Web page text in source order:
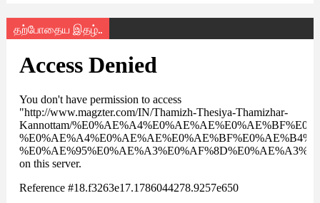
தற்போதைய இதழ்..